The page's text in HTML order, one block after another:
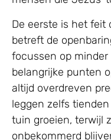
De eerste is het
betreft de
focussen op
belangrijke punten
altijd overdreven
leggen zelfs
tuin groeien, terwijl
onbekommerd